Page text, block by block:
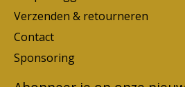
Verzenden & retourneren
Contact
Sponsoring